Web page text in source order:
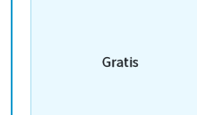
Gratis